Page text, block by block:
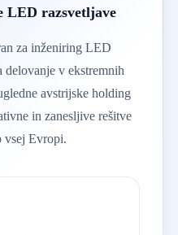
razsvetljave
za inženiring LED
delovanje v ekstremnih
avstrijske holding
in zanesljive rešitve
vsej Evropi.